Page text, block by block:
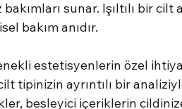
sunar. Işıltılı bir
bakım anıdır.
estetisyenlerin özel
tipinizin ayrıntılı bir
besleyici içeriklerin